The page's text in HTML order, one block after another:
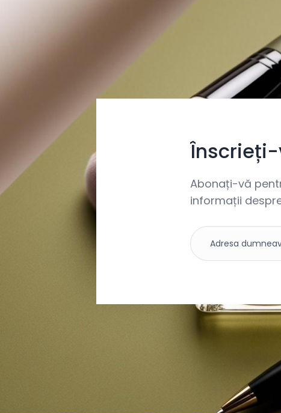
Abonați-vă
informații